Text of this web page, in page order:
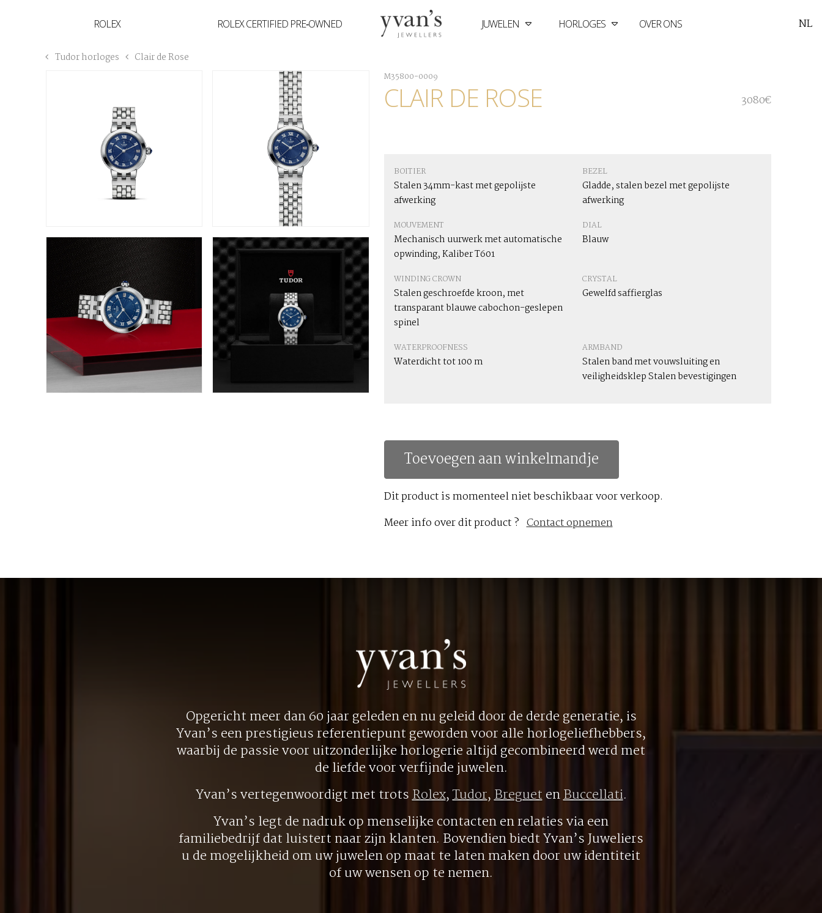
ROLEX ROLEX CERTIFIED PRE‑OWNED JUWELEN
BUCCELLATI
HORLOGES OVER ONS NL
Tudor horloges Clair de Rose
M35800-0009
CLAIR DE ROSE 3080€
BOITIER
Stalen 34mm-kast met gepolijste
afwerking
BEZEL
Gladde, stalen bezel met gepolijste
afwerking
MOUVEMENT
Mechanisch uurwerk met automatische
opwinding, Kaliber T601
DIAL
Blauw
WINDING CROWN
Stalen geschroefde kroon, met
transparant blauwe cabochon-geslepen
spinel
CRYSTAL
Gewelfd saffierglas
WATERPROOFNESS
Waterdicht tot 100 m
ARMBAND
Stalen band met vouwsluiting en
veiligheidsklep Stalen bevestigingen
Toevoegen aan winkelmandje
Dit product is momenteel niet beschikbaar voor verkoop.
Meer info over dit product ? Contact opnemen
Opgericht meer dan 60 jaar geleden en nu geleid door de derde generatie, is
Yvan’s een prestigieus referentiepunt geworden voor alle horlogeliefhebbers,
waarbij de passie voor uitzonderlijke horlogerie altijd gecombineerd werd met
de liefde voor verfijnde juwelen.
Yvan’s vertegenwoordigt met trotsRolex,Tudor,BreguetenBuccellati.
Yvan’s legt de nadruk op menselijke contacten en relaties via een
familiebedrijf dat luistert naar zijn klanten. Bovendien biedt Yvan’s Juweliers
u de mogelijkheid om uw juwelen op maat te laten maken door uw identiteit
of uw wensen op te nemen.